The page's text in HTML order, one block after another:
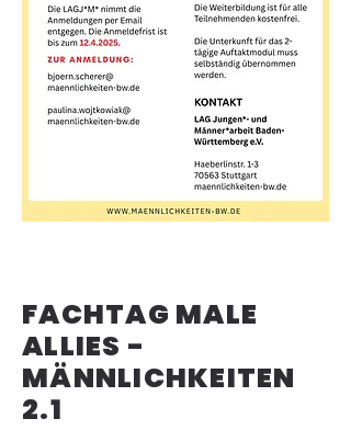
FACHTAG MALE
ALLIES -
MÄNNLICHKEITEN
2.1